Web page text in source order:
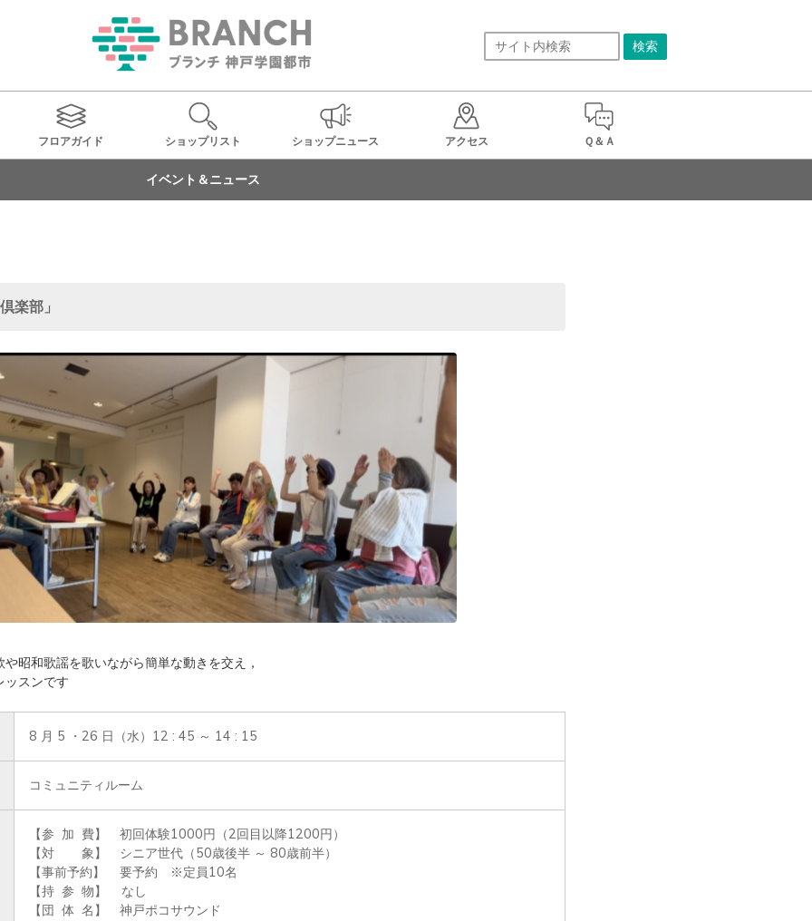
フロアガイド ショップリスト ショップニュース アクセス Ｑ＆Ａ
イベント＆ニュース
楽部」
昭和歌謡を歌いながら簡単な動きを交え，
ッスンです
8 月 5 ・26 日（水）12 : 45 ～ 14 : 15
コミュニティルーム
【参  加  費】　初回体験1000円（2回目以降1200円）
【対    　象】　シニア世代（50歳後半 ～ 80歳前半）
【事前予約】    要予約　※定員10名
【持  参  物】    なし
【団  体  名】　神戸ポコサウンド